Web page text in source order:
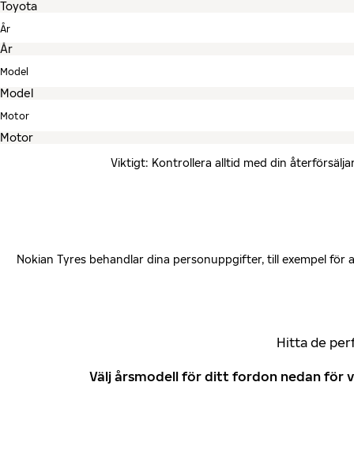
År
Model
Motor
Viktigt: Kontrollera alltid med din
Nokian Tyres behandlar dina personuppgifter, till exempel
Hitta de
Välj årsmodell för ditt fordon nedan för